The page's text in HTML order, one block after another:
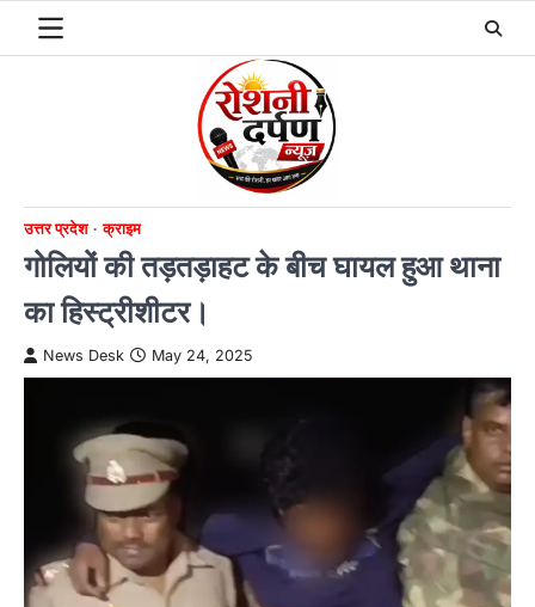
उत्तर प्रदेश क्राइम
गोलियों की तड़तड़ाहट के बीच घायल हुआ थाना
का हिस्ट्रीशीटर।
News Desk May 24, 2025